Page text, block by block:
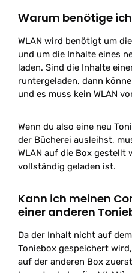
Warum benötige ich
WLAN wird benötigt um
und um die Inhalte eines
laden. Sind die Inhalte
runtergeladen, dann
und es muss kein WLAN
Wenn du also eine neu
der Bücherei ausleihst,
WLAN auf die Box gestellt
vollständig geladen ist.
Kann ich meinen
einer anderen
Da der Inhalt nicht auf
Toniebox gespeichert
auf der anderen Box